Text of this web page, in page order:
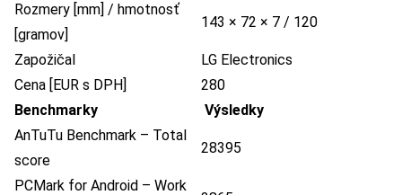
Rozmery [mm] / hmotnosť
[gramov]
143 × 72 × 7 / 120
Zapožičal
LG Electronics
Cena [EUR s DPH]
280
Benchmarky
Výsledky
AnTuTu Benchmark – Total
score
28395
PCMark for Android – Work